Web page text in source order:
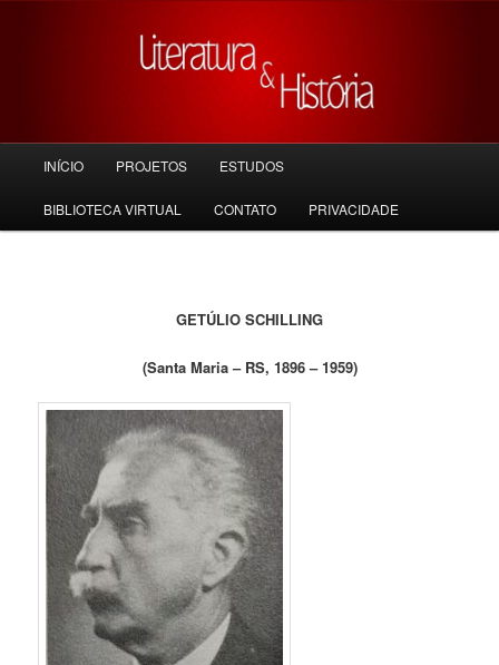
principal
INÍCIO PROJETOS ESTUDOS
BIBLIOTECA VIRTUAL CONTATO PRIVACIDADE
GETÚLIO SCHILLING
(Santa Maria – RS, 1896 – 1959)